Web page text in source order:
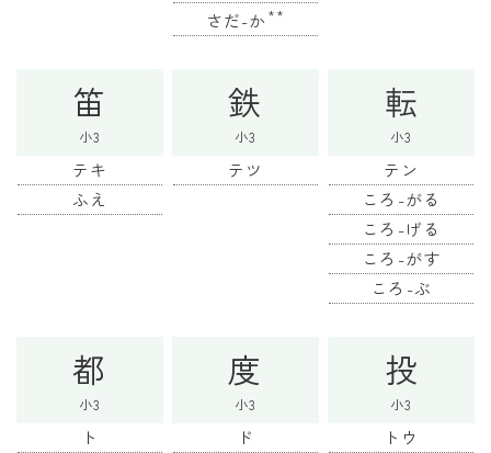
さだ-か**
笛
小3
テキ
ふえ
鉄
小3
テツ
転
小3
テン
ころ-がる
ころ-げる
ころ-がす
ころ-ぶ
都
小3
ト
度
小3
ド
投
小3
トウ